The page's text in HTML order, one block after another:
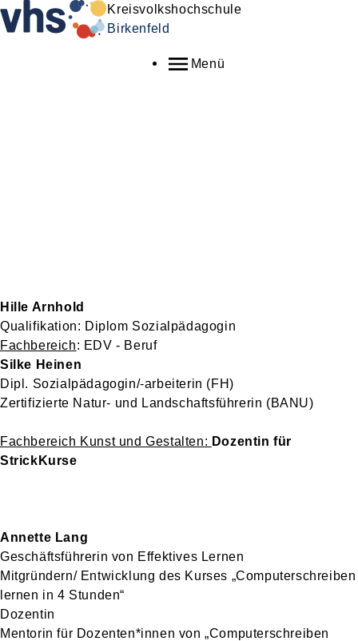
Kreisvolkshochschule
Birkenfeld
Menü
Hille Arnhold
Qualifikation: Diplom Sozialpädagogin
Fachbereich: EDV - Beruf
Silke Heinen
Dipl. Sozialpädagogin/-arbeiterin (FH)
Zertifizierte Natur- und Landschaftsführerin (BANU)
Fachbereich Kunst und Gestalten: Dozentin für
StrickKurse
Annette Lang
Geschäftsführerin von Effektives Lernen
Mitgründern/ Entwicklung des Kurses „Computerschreiben
lernen in 4 Stunden“
Dozentin
Mentorin für Dozenten*innen von „Computerschreiben